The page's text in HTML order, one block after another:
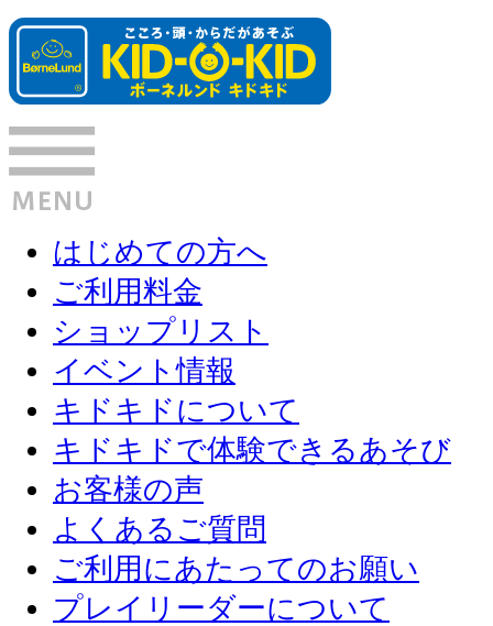
はじめての方へ
ご利用料金
ショップリスト
イベント情報
キドキドについて
キドキドで体験できるあそび
お客様の声
よくあるご質問
ご利用にあたってのお願い
プレイリーダーについて